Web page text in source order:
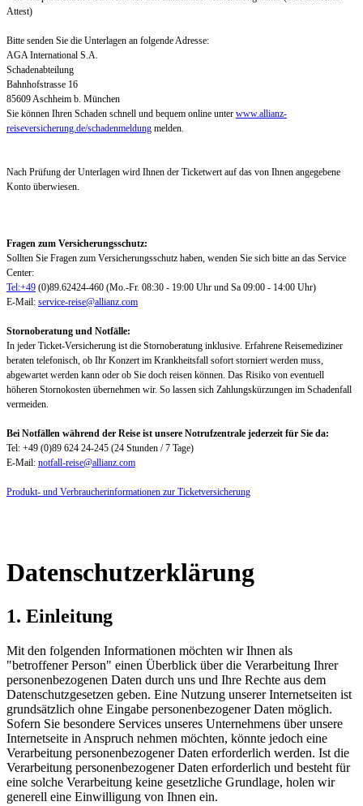
Attest)
Bitte senden Sie die Unterlagen an folgende Adresse:
AGA International S.A.
Schadenabteilung
Bahnhofstrasse 16
85609 Aschheim b. München
Sie können Ihren Schaden schnell und bequem online unter www.allianz-
reiseversicherung.de/schadenmeldung melden.
Nach Prüfung der Unterlagen wird Ihnen der Ticketwert auf das von Ihnen angegebene
Konto überwiesen.
Fragen zum Versicherungsschutz:
Sollten Sie Fragen zum Versicherungsschutz haben, wenden Sie sich bitte an das Service
Center:
Tel:+49 (0)89.62424-460 (Mo.-Fr. 08:30 - 19:00 Uhr und Sa 09:00 - 14:00 Uhr)
E-Mail: service-reise@allianz.com
Stornoberatung und Notfälle:
In jeder Ticket-Versicherung ist die Stornoberatung inklusive. Erfahrene Reisemediziner
beraten telefonisch, ob Ihr Konzert im Krankheitsfall sofort storniert werden muss,
abgewartet werden kann oder ob Sie doch reisen können. Das Risiko von eventuell
höheren Stornokosten übernehmen wir. So lassen sich Zahlungskürzungen im Schadenfall
vermeiden.
Bei Notfällen während der Reise ist unsere Notrufzentrale jederzeit für Sie da:
Tel: +49 (0)89 624 24-245 (24 Stunden / 7 Tage)
E-Mail: notfall-reise@allianz.com
Produkt- und Verbraucherinformationen zur Ticketversicherung
Datenschutzerklärung
1. Einleitung
Mit den folgenden Informationen möchten wir Ihnen als
"betroffener Person" einen Überblick über die Verarbeitung Ihrer
personenbezogenen Daten durch uns und Ihre Rechte aus dem
Datenschutzgesetzen geben. Eine Nutzung unserer Internetseiten ist
grundsätzlich ohne Eingabe personenbezogener Daten möglich.
Sofern Sie besondere Services unseres Unternehmens über unsere
Internetseite in Anspruch nehmen möchten, könnte jedoch eine
Verarbeitung personenbezogener Daten erforderlich werden. Ist die
Verarbeitung personenbezogener Daten erforderlich und besteht für
eine solche Verarbeitung keine gesetzliche Grundlage, holen wir
generell eine Einwilligung von Ihnen ein.